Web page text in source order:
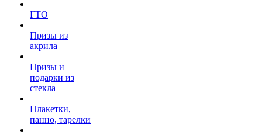
ГТО
Призы из
акрила
Призы и
подарки из
стекла
Плакетки,
панно, тарелки